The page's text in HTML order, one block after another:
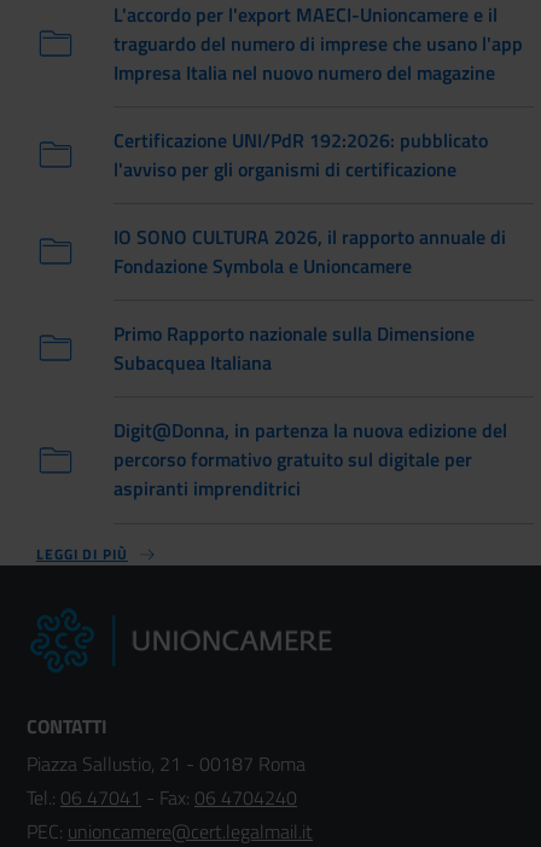
L'accordo per l'export MAECI-Unioncamere e il
traguardo del numero di imprese che usano l'app
Impresa Italia nel nuovo numero del magazine
Certificazione UNI/PdR 192:2026: pubblicato
l'avviso per gli organismi di certificazione
IO SONO CULTURA 2026, il rapporto annuale di
Fondazione Symbola e Unioncamere
Primo Rapporto nazionale sulla Dimensione
Subacquea Italiana
Digit@Donna, in partenza la nuova edizione del
percorso formativo gratuito sul digitale per
aspiranti imprenditrici
LEGGI DI PIÙ
CONTATTI
Piazza Sallustio, 21 - 00187 Roma
Tel.: 06 47041 - Fax: 06 4704240
PEC: unioncamere@cert.legalmail.it